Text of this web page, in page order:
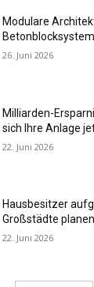
Modulare
26. Juni 2026
Milliarden-
sich Ihre Anlage
22. Juni 2026
Hausbesitzer
Großstädte
22. Juni 2026